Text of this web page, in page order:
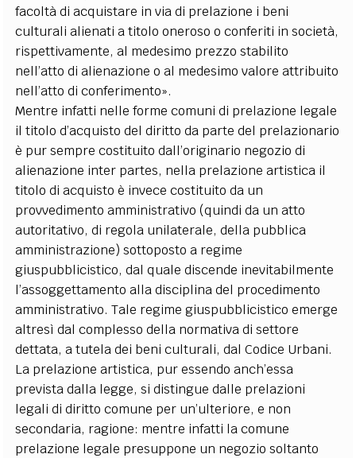
facoltà di acquistare in via di prelazione i beni
culturali alienati a titolo oneroso o conferiti in società,
rispettivamente, al medesimo prezzo stabilito
nell’atto di alienazione o al medesimo valore attribuito
nell’atto di conferimento».
Mentre infatti nelle forme comuni di prelazione legale
il titolo d’acquisto del diritto da parte del prelazionario
è pur sempre costituito dall’originario negozio di
alienazione inter partes, nella prelazione artistica il
titolo di acquisto è invece costituito da un
provvedimento amministrativo (quindi da un atto
autoritativo, di regola unilaterale, della pubblica
amministrazione) sottoposto a regime
giuspubblicistico, dal quale discende inevitabilmente
l’assoggettamento alla disciplina del procedimento
amministrativo. Tale regime giuspubblicistico emerge
altresì dal complesso della normativa di settore
dettata, a tutela dei beni culturali, dal Codice Urbani.
La prelazione artistica, pur essendo anch’essa
prevista dalla legge, si distingue dalle prelazioni
legali di diritto comune per un’ulteriore, e non
secondaria, ragione: mentre infatti la comune
prelazione legale presuppone un negozio soltanto